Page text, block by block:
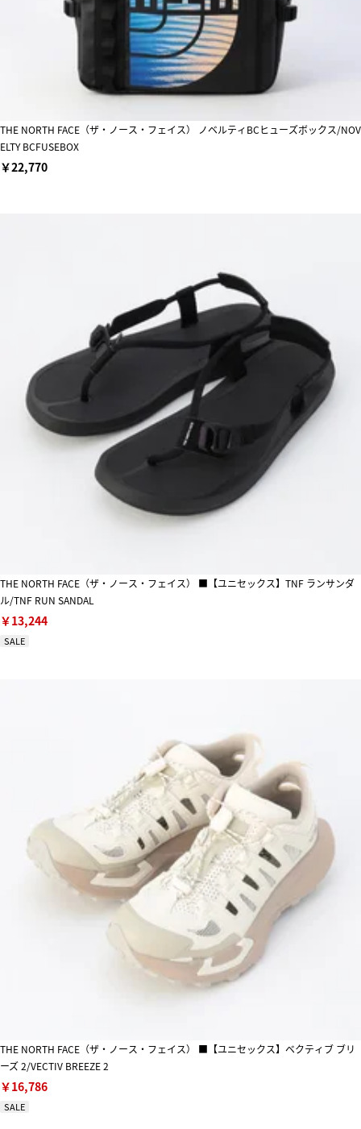
THE NORTH FACE（ザ・ノース・フェイス） ノベルティBCヒューズボックス/NOV
ELTY BCFUSEBOX
￥22,770
THE NORTH FACE（ザ・ノース・フェイス） ■【ユニセックス】TNF ランサンダ
ル/TNF RUN SANDAL
￥13,244
SALE
THE NORTH FACE（ザ・ノース・フェイス） ■【ユニセックス】ベクティブ ブリ
ーズ 2/VECTIV BREEZE 2
￥16,786
SALE